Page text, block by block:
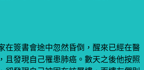
在簽書會途中忽然昏倒，醒來已經在醫
且發現自己罹患肺癌。數天之後他按照